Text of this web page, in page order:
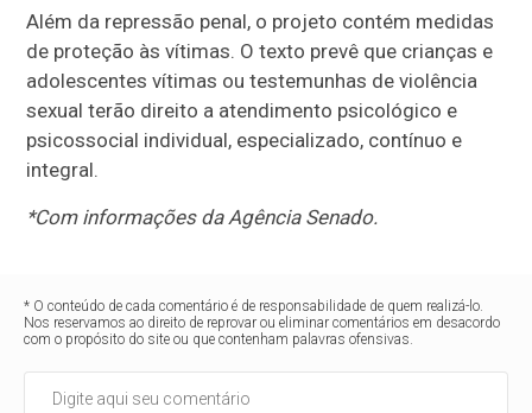
Além da repressão penal, o projeto contém medidas
de proteção às vítimas. O texto prevê que crianças e
adolescentes vítimas ou testemunhas de violência
sexual terão direito a atendimento psicológico e
psicossocial individual, especializado, contínuo e
integral.
*Com informações da Agência Senado.
* O conteúdo de cada comentário é de responsabilidade de quem realizá-lo.
Nos reservamos ao direito de reprovar ou eliminar comentários em desacordo
com o propósito do site ou que contenham palavras ofensivas.